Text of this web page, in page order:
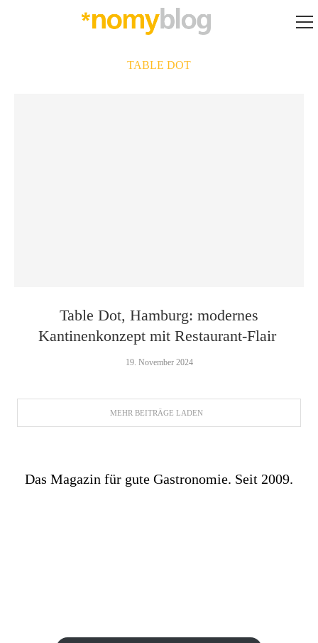
TABLE DOT
Table Dot, Hamburg: modernes
Kantinenkonzept mit Restaurant-Flair
19. November 2024
MEHR BEITRÄGE LADEN
Das Magazin für gute Gastronomie. Seit 2009.